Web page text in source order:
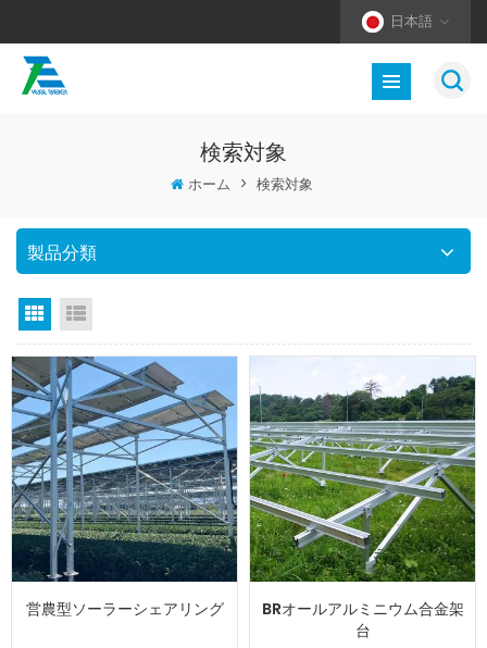
日本語
検索対象
ホーム > 検索対象
製品分類
グリッドビュー
営農型ソーラーシェアリング
BRオールアルミニウム合金架
台